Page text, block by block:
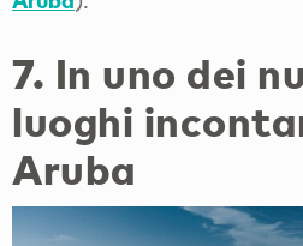
7. In uno dei
luoghi
Aruba